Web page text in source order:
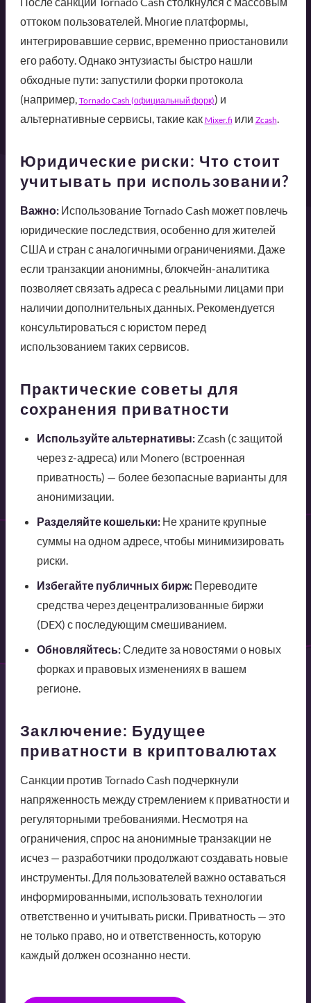
оттоком пользователей. Многие платформы,
интегрировавшие сервис, временно приостановили
его работу. Однако энтузиасты быстро нашли
обходные пути: запустили форки протокола
(например, Tornado Cash (официальный форк)) и
альтернативные сервисы, такие как Mixer.fi или Zcash.
Юридические риски: Что стоит
учитывать при использовании?
Важно:Использование Tornado Cash может повлечь
юридические последствия, особенно для жителей
США и стран с аналогичными ограничениями. Даже
если транзакции анонимны, блокчейн-аналитика
позволяет связать адреса с реальными лицами при
наличии дополнительных данных. Рекомендуется
консультироваться с юристом перед
использованием таких сервисов.
Практические советы для
сохранения приватности
Используйте альтернативы:Zcash (с защитой
через z-адреса) или Monero (встроенная
приватность) — более безопасные варианты для
анонимизации.
Разделяйте кошельки:Не храните крупные
суммы на одном адресе, чтобы минимизировать
риски.
Избегайте публичных бирж:Переводите
средства через децентрализованные биржи
(DEX) с последующим смешиванием.
Обновляйтесь:Следите за новостями о новых
форках и правовых изменениях в вашем
регионе.
Заключение: Будущее
приватности в криптовалютах
Санкции против Tornado Cash подчеркнули
напряженность между стремлением к приватности и
регуляторными требованиями. Несмотря на
ограничения, спрос на анонимные транзакции не
исчез — разработчики продолжают создавать новые
инструменты. Для пользователей важно оставаться
информированными, использовать технологии
ответственно и учитывать риски. Приватность — это
не только право, но и ответственность, которую
каждый должен осознанно нести.